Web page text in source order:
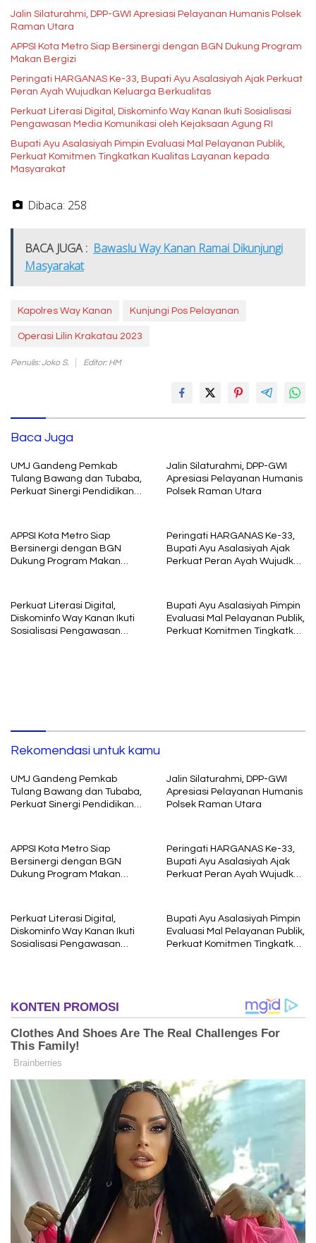
Jalin Silaturahmi, DPP-GWI Apresiasi Pelayanan Humanis Polsek
Raman Utara
APPSI Kota Metro Siap Bersinergi dengan BGN Dukung Program
Makan Bergizi
Peringati HARGANAS Ke-33, Bupati Ayu Asalasiyah Ajak Perkuat
Peran Ayah Wujudkan Keluarga Berkualitas
Perkuat Literasi Digital, Diskominfo Way Kanan Ikuti Sosialisasi
Pengawasan Media Komunikasi oleh Kejaksaan Agung RI
Bupati Ayu Asalasiyah Pimpin Evaluasi Mal Pelayanan Publik,
Perkuat Komitmen Tingkatkan Kualitas Layanan kepada
Masyarakat
Dibaca: 258
BACA JUGA : Bawaslu Way Kanan Ramai Dikunjungi
Masyarakat
Kapolres Way Kanan Kunjungi Pos Pelayanan
Operasi Lilin Krakatau 2023
Penulis: Joko S. Editor: HM
Baca Juga
UMJ Gandeng Pemkab
Tulang Bawang dan Tubaba,
Perkuat Sinergi Pendidikan
Jalin Silaturahmi, DPP-GWI
Apresiasi Pelayanan Humanis
Polsek Raman Utara
APPSI Kota Metro Siap
Bersinergi dengan BGN
Dukung Program Makan
Peringati HARGANAS Ke-33,
Bupati Ayu Asalasiyah Ajak
Perkuat Peran Ayah Wujudkan
Perkuat Literasi Digital,
Diskominfo Way Kanan Ikuti
Sosialisasi Pengawasan
Bupati Ayu Asalasiyah Pimpin
Evaluasi Mal Pelayanan Publik,
Perkuat Komitmen Tingkatkan
Rekomendasi untuk kamu
UMJ Gandeng Pemkab
Tulang Bawang dan Tubaba,
Perkuat Sinergi Pendidikan
Jalin Silaturahmi, DPP-GWI
Apresiasi Pelayanan Humanis
Polsek Raman Utara
APPSI Kota Metro Siap
Bersinergi dengan BGN
Dukung Program Makan
Peringati HARGANAS Ke-33,
Bupati Ayu Asalasiyah Ajak
Perkuat Peran Ayah Wujudkan
Perkuat Literasi Digital,
Diskominfo Way Kanan Ikuti
Sosialisasi Pengawasan
Bupati Ayu Asalasiyah Pimpin
Evaluasi Mal Pelayanan Publik,
Perkuat Komitmen Tingkatkan